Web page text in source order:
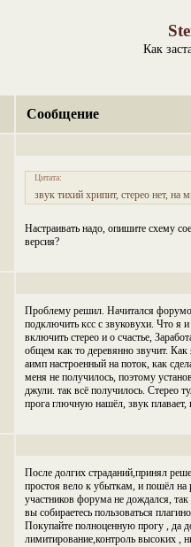
Как
Сообщение
Цитата:
звук тихий хрипит, стерео нет, на
Настраивать надо, опишите схему
версия?
Проблему решил. Начитался
подключить ксс с звуковухи. Что я
включить стерео и о счастье,
общем как то деревянно звучит.
аимп настроенный на поток, как
меня не получилось, поэтому
джули. так всё получилось. Стерео
прога глючную нашёл, звук плавает,
После долгих страданий,принял
простоя вело к убыткам, и пошёл
участников форума не дождался,
вы собираетесь пользоваться
Покупайте полноценную прогу , да
лимитирование,контроль высоких